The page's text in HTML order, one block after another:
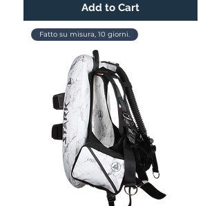
Add to Cart
Fatto su misura, 10 giorni.